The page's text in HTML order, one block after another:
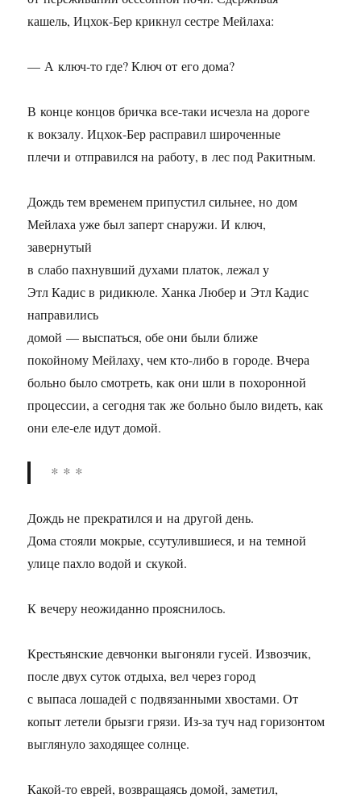
кашель, Ицхок-Бер крикнул сестре Мейлаха:
— А ключ-то где? Ключ от его дома?
В конце концов бричка все-таки исчезла на дороге
к вокзалу. Ицхок-Бер расправил широченные
плечи и отправился на работу, в лес под Ракитным.
Дождь тем временем припустил сильнее, но дом
Мейлаха уже был заперт снаружи. И ключ,
завернутый
в слабо пахнувший духами платок, лежал у
Этл Кадис в ридикюле. Ханка Любер и Этл Кадис
направились
домой — выспаться, обе они были ближе
покойному Мейлаху, чем кто-либо в городе. Вчера
больно было смотреть, как они шли в похоронной
процессии, а сегодня так же больно было видеть, как
они еле-еле идут домой.
* * *
Дождь не прекратился и на другой день.
Дома стояли мокрые, ссутулившиеся, и на темной
улице пахло водой и скукой.
К вечеру неожиданно прояснилось.
Крестьянские девчонки выгоняли гусей. Извозчик,
после двух суток отдыха, вел через город
с выпаса лошадей с подвязанными хвостами. От
копыт летели брызги грязи. Из-за туч над горизонтом
выглянуло заходящее солнце.
Какой-то еврей, возвращаясь домой, заметил,